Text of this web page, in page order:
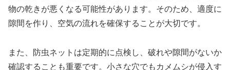
物の乾きが悪くなる可能性があります。そのため、適度に
隙間を作り、空気の流れを確保することが大切です。
また、防虫ネットは定期的に点検し、破れや隙間がないか
確認することも重要です。小さな穴でもカメムシが侵入す